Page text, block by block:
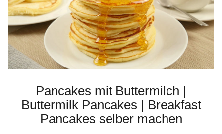
Pancakes mit Buttermilch |
Buttermilk Pancakes | Breakfast
Pancakes selber machen